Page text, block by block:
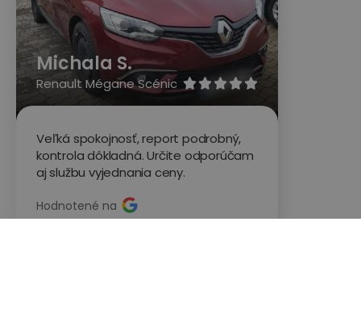

Michala S.
Renault Mégane Scénic
Veľká spokojnosť, report podrobný,
kontrola dôkladná. Určite odporúčam
aj službu vyjednania ceny.
Hodnotené na